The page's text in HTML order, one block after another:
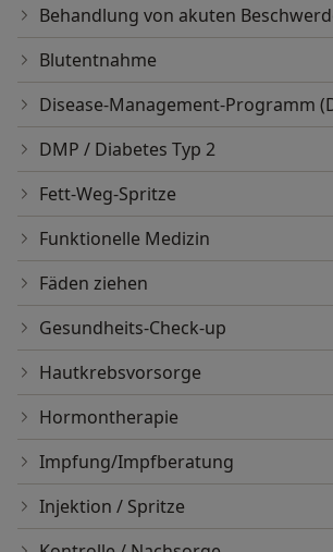
akute Atemwegs- und
Gastrointestinalerkrankungen
Laktoseintoleranz/
Fruktoseintoleranz/
Dünndarmfehlbesiedelung
Impfungen
H2-Atemtests
Behandlung von akuten
Blutentnahme
Disease-Management-Programm
DMP / Diabetes Typ 2
Fett-Weg-Spritze
Funktionelle Medizin
Fäden ziehen
Gesundheits-Check-up
Hautkrebsvorsorge
Hormontherapie
Impfung/Impfberatung
Injektion / Spritze